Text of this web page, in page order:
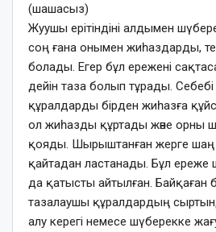
(шашасыз)
Жуушы ерітіндіні алдымен
соң ғана онымен жиһаздарды,
болады. Егер бұл ережені
дейін таза болып тұрады.
құралдарды бірден жиһазға
ол жиһазды құртады және орны
қояды. Шырыштанған жерге шаң
қайтадан ластанады. Бұл ереже
да қатысты айтылған. Байқаған
тазалаушы құралдардың
алу керегі немесе шүберекке